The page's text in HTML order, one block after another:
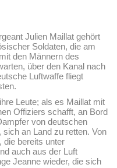
Julien Maillat gehört
Soldaten, die am
den Männern des
über den Kanal nach
Luftwaffe fliegt
Leute; als es Maillat mit
Offiziers schafft, an Bord
von deutschen
an Land zu retten. Von
die bereits unter
auch aus der Luft
Jeanne wieder, die sich